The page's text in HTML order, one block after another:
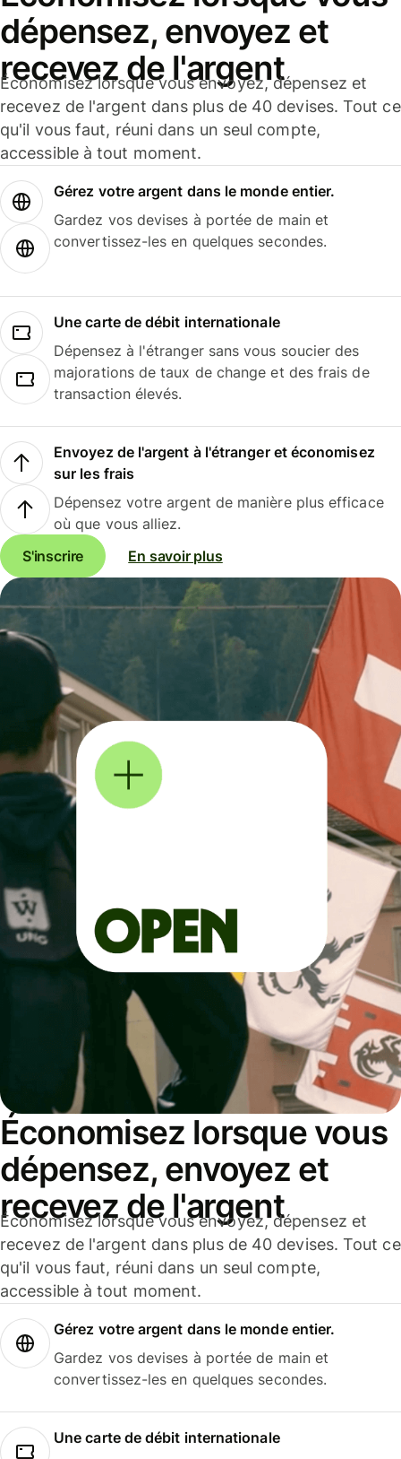
dépensez, envoyez et
recevez de l'argent
Économisez lorsque vous envoyez, dépensez et
recevez de l'argent dans plus de 40 devises. Tout ce
qu'il vous faut, réuni dans un seul compte,
accessible à tout moment.
Gérez votre argent dans le monde entier.
Gardez vos devises à portée de main et
convertissez-les en quelques secondes.
Une carte de débit internationale
Dépensez à l'étranger sans vous soucier des
majorations de taux de change et des frais de
transaction élevés.
Envoyez de l'argent à l'étranger et économisez
sur les frais
Dépensez votre argent de manière plus efficace
où que vous alliez.
S'inscrire
En savoir plus
Économisez lorsque vous
dépensez, envoyez et
recevez de l'argent
Économisez lorsque vous envoyez, dépensez et
recevez de l'argent dans plus de 40 devises. Tout ce
qu'il vous faut, réuni dans un seul compte,
accessible à tout moment.
Gérez votre argent dans le monde entier.
Gardez vos devises à portée de main et
convertissez-les en quelques secondes.
Une carte de débit internationale